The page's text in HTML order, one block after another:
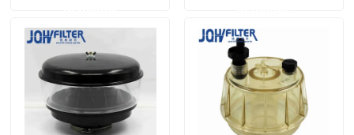
vidéo
À propos de nous